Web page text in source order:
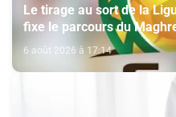
Le tirage au sort de la
fixe le parcours du
Berkane
6 août 2026 à 17:14